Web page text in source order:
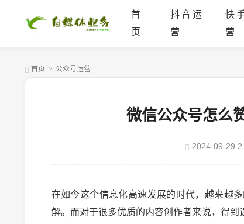
首
页
抖音运
营
快
营
首页 > 公众号运营
微信公众号怎么
2024-09-29
在如今这个信息化高速发展的时代，越来越
解。而对于很多优质的内容创作者来说，得